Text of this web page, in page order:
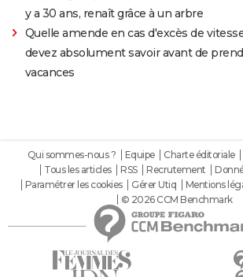
y a 30 ans, renaît grâce à un arbre
Quelle amende en cas d'excès de
devez absolument savoir avant de
vacances
Qui sommes-nous ? Equipe Charte éditoriale
Tous les articles
RSS Recrutement
Paramétrer les cookies
Gérer Utiq Mentions
© 2026 CCM Benchmark